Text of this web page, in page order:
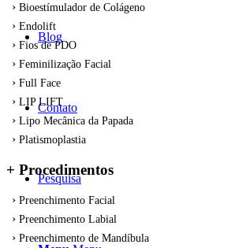
Blog
Contato
Pesquisa
Bioestímulador de Colágeno
Endolift
Fios de PDO
Feminilização Facial
Full Face
LIP LIFT
Lipo Mecânica da Papada
Platismoplastia
+ Procedimentos
Preenchimento Facial
Preenchimento Labial
Preenchimento de Mandíbula